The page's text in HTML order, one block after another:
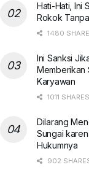
Hati-Hati, Ini
Rokok
1480
Ini Sanksi
Memberikan
Karyawan
1011 SHARES
Dilarang
Sungai
Hukumnya
902